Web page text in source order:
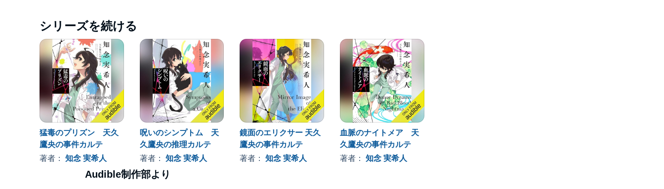
シリーズを続ける
猛毒のプリズン 天久
鷹央の事件カルテ
著者： 知念 実希人
呪いのシンプトム 天
久鷹央の推理カルテ
著者： 知念 実希人
鏡面のエリクサー 天久
鷹央の事件カルテ
著者：知念 実希人
血脈のナイトメア 天
久鷹央の事件カルテ
著者： 知念 実希人
Audible制作部より